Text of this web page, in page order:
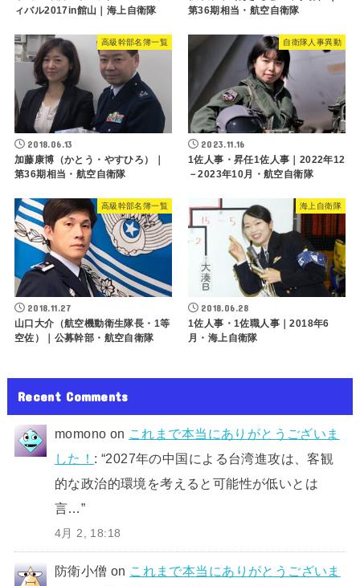
ィバル2017in館山｜海上自衛隊
第36期相当・航空自衛隊
高級幹部名簿一覧
2018.06.13
加藤康博（かとう・やすひろ）｜
第36期相当・航空自衛隊
自衛隊人事異動
2023.11.16
1佐人事・昇任1佐人事｜2022年12
－2023年10月・航空自衛隊
高級幹部名簿一覧
2018.11.27
山口大介（航空機動衛生隊長・1等
空佐）｜公募幹部・航空自衛隊
海上自衛隊
2018.06.28
1佐人事・1佐職人事｜2018年6
月・海上自衛隊
Recent Comments
momono on これまで本当にありがとうございま
した！ : “2027年の中国による台湾進攻は、客観
的な政治的環境を考えると可能性が低いとは
言…”
4月 2, 18:18
防衛小僧 on これまで本当にありがとうございま